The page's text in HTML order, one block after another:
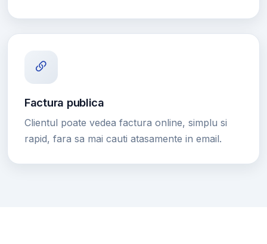
Factura publica
Clientul poate vedea factura online, simplu si
rapid, fara sa mai cauti atasamente in email.